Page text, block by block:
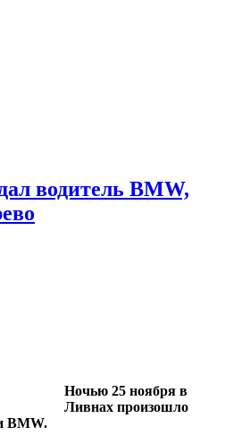
водитель BMW,
Ночью 25 ноября в
Ливнах произошло
BMW.